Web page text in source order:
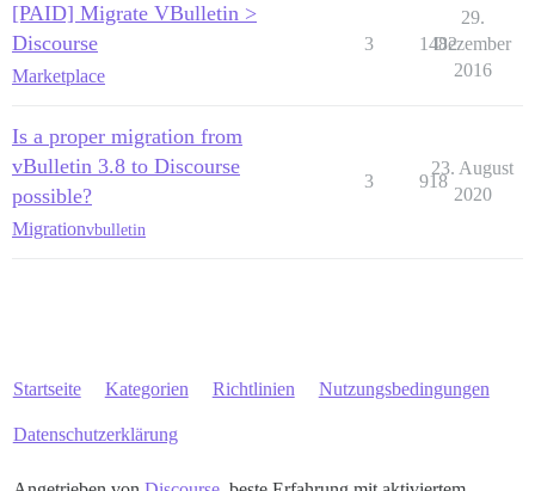
[PAID] Migrate VBulletin >
Discourse
Marketplace
3 1482
29.
Dezember
2016
Is a proper migration from
vBulletin 3.8 to Discourse
possible?
Migrationvbulletin
3 918
23. August
2020
Startseite Kategorien Richtlinien Nutzungsbedingungen
Datenschutzerklärung